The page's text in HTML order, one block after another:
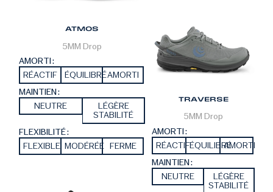
ATMOS
5MM Drop
AMORTI :
RÉACTIF
ÉQUILIBRÉAMORTI
MAINTIEN :
NEUTRE
LÉGÈRE
STABILITÉ
FLEXIBILITÉ :
FLEXIBLE MODÉRÉE FERME
TRAVERSE
5MM Drop
AMORTI :
RÉACTIFÉQUILIBRÉAMORTI
MAINTIEN :
NEUTRE
LÉGÈRE
STABILITÉ